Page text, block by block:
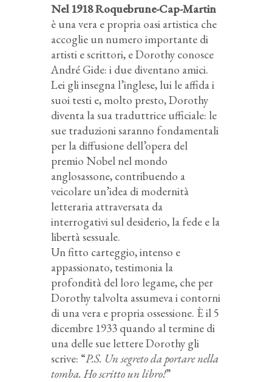
Nel 1918 Roquebrune-Cap-Martin
è una vera e propria oasi artistica che
accoglie un numero importante di
artisti e scrittori, e Dorothy conosce
André Gide: i due diventano amici.
Lei gli insegna l’inglese, lui le affida i
suoi testi e, molto presto, Dorothy
diventa la sua traduttrice ufficiale: le
sue traduzioni saranno fondamentali
per la diffusione dell’opera del
premio Nobel nel mondo
anglosassone, contribuendo a
veicolare un’idea di modernità
letteraria attraversata da
interrogativi sul desiderio, la fede e la
libertà sessuale.
Un fitto carteggio, intenso e
appassionato, testimonia la
profondità del loro legame, che per
Dorothy talvolta assumeva i contorni
di una vera e propria ossessione. È il 5
dicembre 1933 quando al termine di
una delle sue lettere Dorothy gli
scrive: “P.S. Un segreto da portare nella
tomba. Ho scritto un libro!”